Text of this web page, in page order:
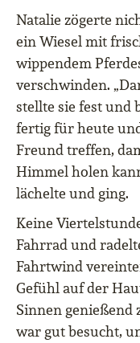
Natalie zögerte
ein Wiesel mit
wippendem
verschwinden.
stellte sie fest und
fertig für heute
Freund treffen,
Himmel holen
lächelte und ging.
Keine
Fahrrad und
Fahrtwind
Gefühl auf der
Sinnen genießend
war gut besucht,